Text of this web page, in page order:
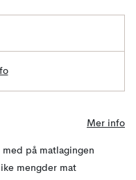
Mer info
på matlagingen
mengder mat